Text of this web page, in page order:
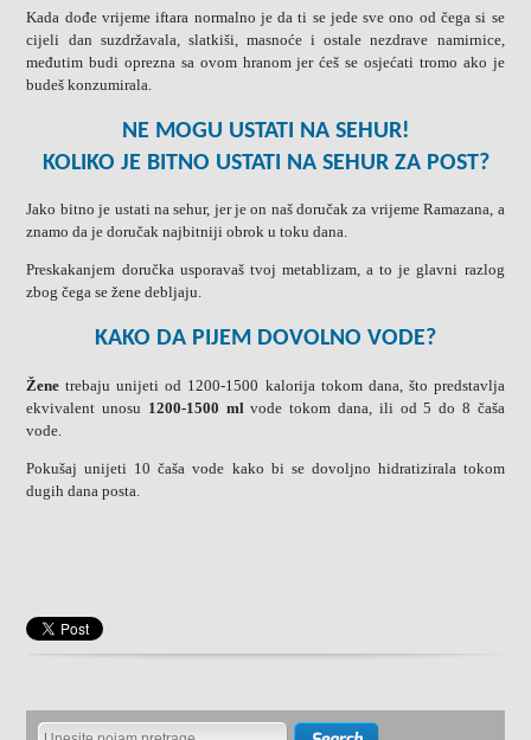
Kada dođe vrijeme iftara normalno je da ti se jede sve ono od čega si se
cijeli dan suzdržavala, slatkiši, masnoće i ostale nezdrave namirnice,
međutim budi oprezna sa ovom hranom jer ćeš se osjećati tromo ako je
budeš konzumirala.
NE MOGU USTATI NA SEHUR!
KOLIKO JE BITNO USTATI NA SEHUR ZA POST?
Jako bitno je ustati na sehur, jer je on naš doručak za vrijeme Ramazana, a
znamo da je doručak najbitniji obrok u toku dana.
Preskakanjem doručka usporavaš tvoj metablizam, a to je glavni razlog
zbog čega se žene debljaju.
KAKO DA PIJEM DOVOLNO VODE?
Žene trebaju unijeti od 1200-1500 kalorija tokom dana, što predstavlja
ekvivalent unosu 1200-1500 ml vode tokom dana, ili od 5 do 8 čaša
vode.
Pokušaj unijeti 10 čaša vode kako bi se dovoljno hidratizirala tokom
dugih dana posta.